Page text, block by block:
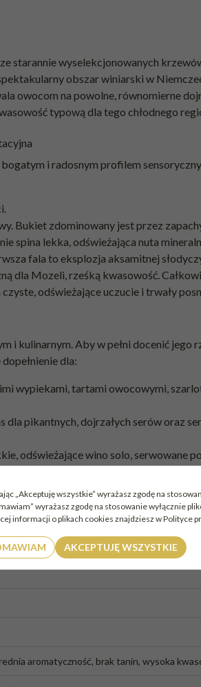
starannie wyselekcjonowanych
obszar winiarski w
owocom na powolne, równomierne
typową dla tego chłodnego
i radosnym profilem
Bukiet zdominowany jest przez
spina lekka, odświeżająca nuta
fala to eksplozja aksamitnej
dla Mozeli, rześką kwasowość.
odświeżające uczucie i trwały
i kulinarnym. Aby w pełni docenić jego
dla:
wypiekami, tartami owocowymi,
dla pikantnych, dojrzałych serów oraz
odświeżające wino solo, serwowane
aromatyczność, brak tanin, wysoka
„Akceptuję wszystkie” wyrażasz zgodę na
wyrażasz zgodę na stosowanie wyłącznie
informacji o plikach cookies znajdziesz w Polityce
AKCEPTUJĘ WSZYSTKIE